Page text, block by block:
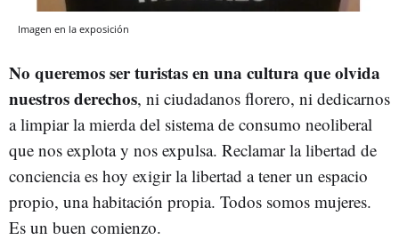
Imagen en la exposición
No queremos ser turistas en una cultura que olvida
nuestros derechos, ni ciudadanos florero, ni dedicarnos
a limpiar la mierda del sistema de consumo neoliberal
que nos explota y nos expulsa. Reclamar la libertad de
conciencia es hoy exigir la libertad a tener un espacio
propio, una habitación propia. Todos somos mujeres.
Es un buen comienzo.